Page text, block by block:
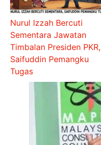
Nurul Izzah Bercuti
Sementara Jawatan
Timbalan Presiden PKR,
Saifuddin Pemangku
Tugas